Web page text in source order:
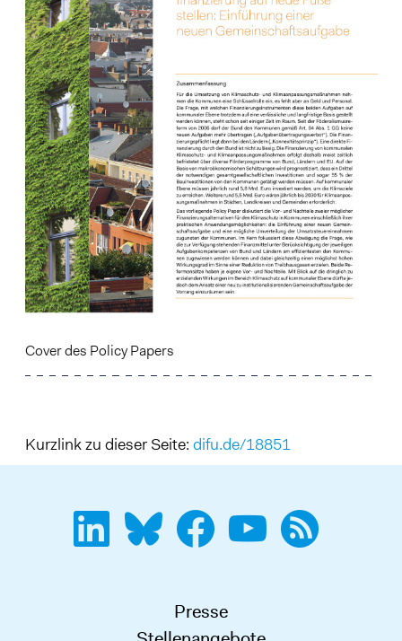
Cover des Policy Papers
Kurzlink zu dieser Seite: difu.de/18851
Presse